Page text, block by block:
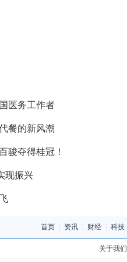
医务工作者
餐的新风潮
骏夺得桂冠！
现振兴
首页 资讯 财经 科技
关于我们